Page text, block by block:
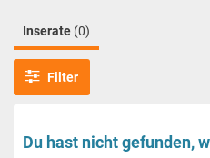
Inserate (0)
Filter
Du hast nicht gefunden,